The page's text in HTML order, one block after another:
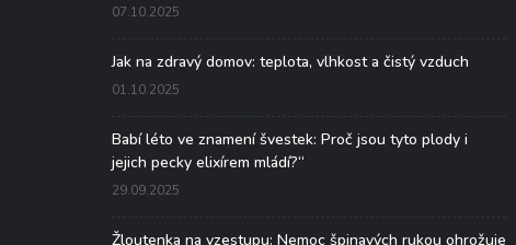
07.10.2025
Jak na zdravý domov: teplota, vlhkost a čistý vzduch
01.10.2025
Babí léto ve znamení švestek: Proč jsou tyto plody i
jejich pecky elixírem mládí?“
29.09.2025
Žloutenka na vzestupu: Nemoc špinavých rukou ohrožuje